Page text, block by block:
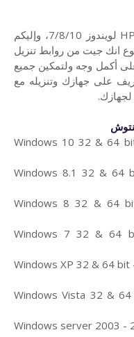
إليكم
انك جيت من روابط تنزيل
أكمل وجه ولتمكين جميع
على جهازك وتنزيله مع
لجهازك.
Windows 10 32 & 64
Windows 8.1 32 &
Windows 8 32 & 64
Windows 7 32 & 64
Windows XP 32 & 64
Windows Vista 32 &
Windows server 2003 -